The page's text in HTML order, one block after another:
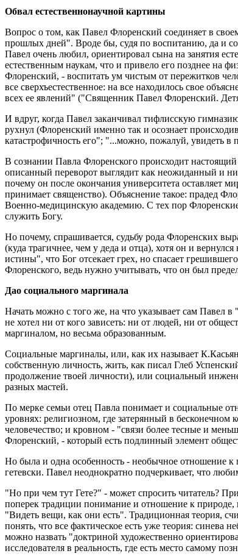
Обвал естественнонаучной картины
Вопрос о том, как Павел Флоренский соединяет в
прошлых дней". Вроде бы, судя по воспитанию, да и
Павел очень любил, ориентировал сына на занятия
естественным наукам, что и привело его позднее на
Флоренский, - воспитать ум чистым от пережитков
все сверхъестественное: на все находилось свое
всех ее явлений" ("Священник Павел Флоренский.
И вдруг, когда Павел заканчивал тифлисскую
рухнул (Флоренский именно так и осознает
катастрофичность его"; "...можно, пожалуй, увидеть
В сознании Павла Флоренского происходит
описанный переворот выглядит как неожиданный и
почему он после окончания университета оставляет
принимает священство). Объяснение такое: прадед
Военно-медицинскую академию. С тех пор
служить Богу.
Но почему, спрашивается, судьбу рода Флоренских
(куда трагичнее, чем у деда и отца), хотя он и
истины", что Бог отсекает грех, но спасает
Флоренского, ведь нужно учитывать, что он был
Дао социального маргинала
Начать можно с того же, на что указывает сам Павел
не хотел ни от кого зависеть: ни от людей, ни от
маргиналом, но весьма образованным.
Социальные маргиналы, или, как их называет
собственную личность, жить, как писал Глеб
продолжение твоей личности), или социальный
разных мастей.
По мерке семьи отец Павла понимает и социальные
уровнях: религиозном, где затерянный в бесконечном
человечество; и кровном - "связи более тесные и
Флоренский, - который есть подлинный элемент
Но была и одна особенность - необычное отношение к
гетевски. Павел неоднократно подчеркивает, что
"Но при чем тут Гете?" - может спросить читатель?
поперек традиции понимание и отношение к природе,
"Видеть вещи, как они есть". Традиционная теория,
понять, что все фактическое есть уже теория:
можно назвать "доктриной художественно
исследователя в реальность, где есть место самому